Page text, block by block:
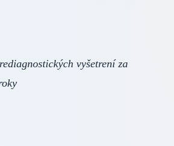
vyšetrení za